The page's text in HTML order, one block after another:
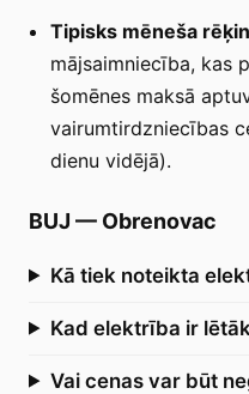
Tipisks mēneša
mājsaimniecība, kas
šomēnes maksā
vairumtirdzniecības
dienu vidējā).
BUJ — Obrenovac
Kā tiek noteikta
Kad elektrība ir
Vai cenas var būt